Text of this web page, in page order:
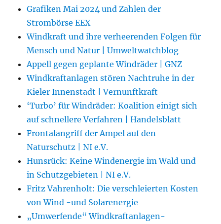
Grafiken Mai 2024 und Zahlen der
Strombörse EEX
Windkraft und ihre verheerenden Folgen für
Mensch und Natur | Umweltwatchblog
Appell gegen geplante Windräder | GNZ
Windkraftanlagen stören Nachtruhe in der
Kieler Innenstadt | Vernunftkraft
‘Turbo’ für Windräder: Koalition einigt sich
auf schnellere Verfahren | Handelsblatt
Frontalangriff der Ampel auf den
Naturschutz | NI e.V.
Hunsrück: Keine Windenergie im Wald und
in Schutzgebieten | NI e.V.
Fritz Vahrenholt: Die verschleierten Kosten
von Wind -und Solarenergie
„Umwerfende“ Windkraftanlagen-